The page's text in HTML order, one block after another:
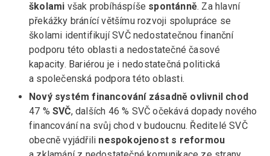
školami však probíháspíše spontánně. Za hlavní
překážky bránící většímu rozvoji spolupráce se
školami identifikují SVČ nedostatečnou finanční
podporu této oblasti a nedostatečné časové
kapacity. Bariérou je i nedostatečná politická
a společenská podpora této oblasti.
Nový systém financování zásadně ovlivnil chod
47 % SVČ, dalších 46 % SVČ očekává dopady nového
financování na svůj chod v budoucnu. Ředitelé SVČ
obecně vyjádřili nespokojenost s reformou